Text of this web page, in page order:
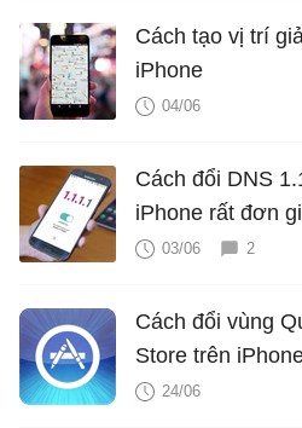
Cách tạo vị trí
iPhone
04/06
Cách đổi DNS
iPhone rất đơn
03/06 2
Cách đổi vùng
Store trên
24/06